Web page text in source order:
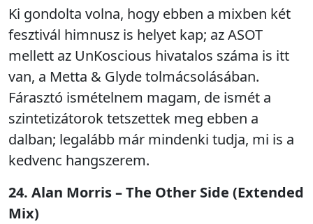
Ki gondolta volna, hogy ebben a mixben két
fesztivál himnusz is helyet kap; az ASOT
mellett az UnKoscious hivatalos száma is itt
van, a Metta & Glyde tolmácsolásában.
Fárasztó ismételnem magam, de ismét a
szintetizátorok tetszettek meg ebben a
dalban; legalább már mindenki tudja, mi is a
kedvenc hangszerem.
24. Alan Morris – The Other Side (Extended
Mix)